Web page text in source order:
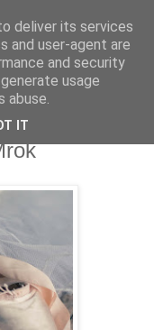
konkursy.
deliver its services
and user-agent are
and security
usage
abuse.
IT